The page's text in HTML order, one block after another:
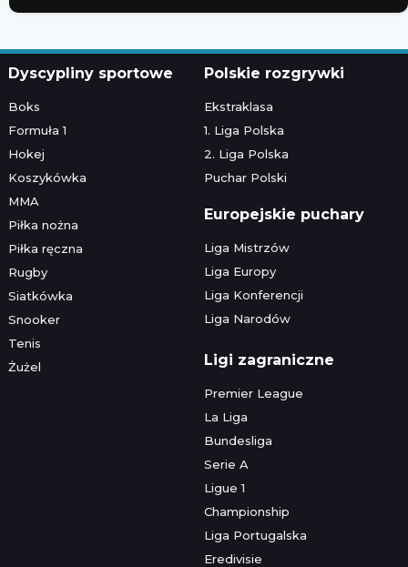
Dyscypliny sportowe
Boks
Formuła 1
Hokej
Koszykówka
MMA
Piłka nożna
Piłka ręczna
Rugby
Siatkówka
Snooker
Tenis
Żużel
Polskie rozgrywki
Ekstraklasa
1. Liga Polska
2. Liga Polska
Puchar Polski
Europejskie puchary
Liga Mistrzów
Liga Europy
Liga Konferencji
Liga Narodów
Ligi zagraniczne
Premier League
La Liga
Bundesliga
Serie A
Ligue 1
Championship
Liga Portugalska
Eredivisie